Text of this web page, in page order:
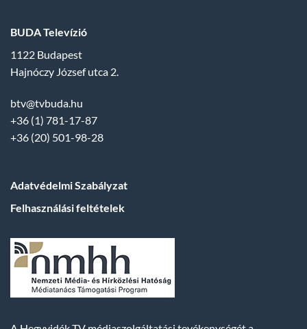
BUDA Televízió
1122 Budapest
Hajnóczy József utca 2.
btv@tvbuda.hu
+36 (1) 781-17-87
+36 (20) 501-98-28
Adatvédelmi Szabályzat
Felhasználási feltételek